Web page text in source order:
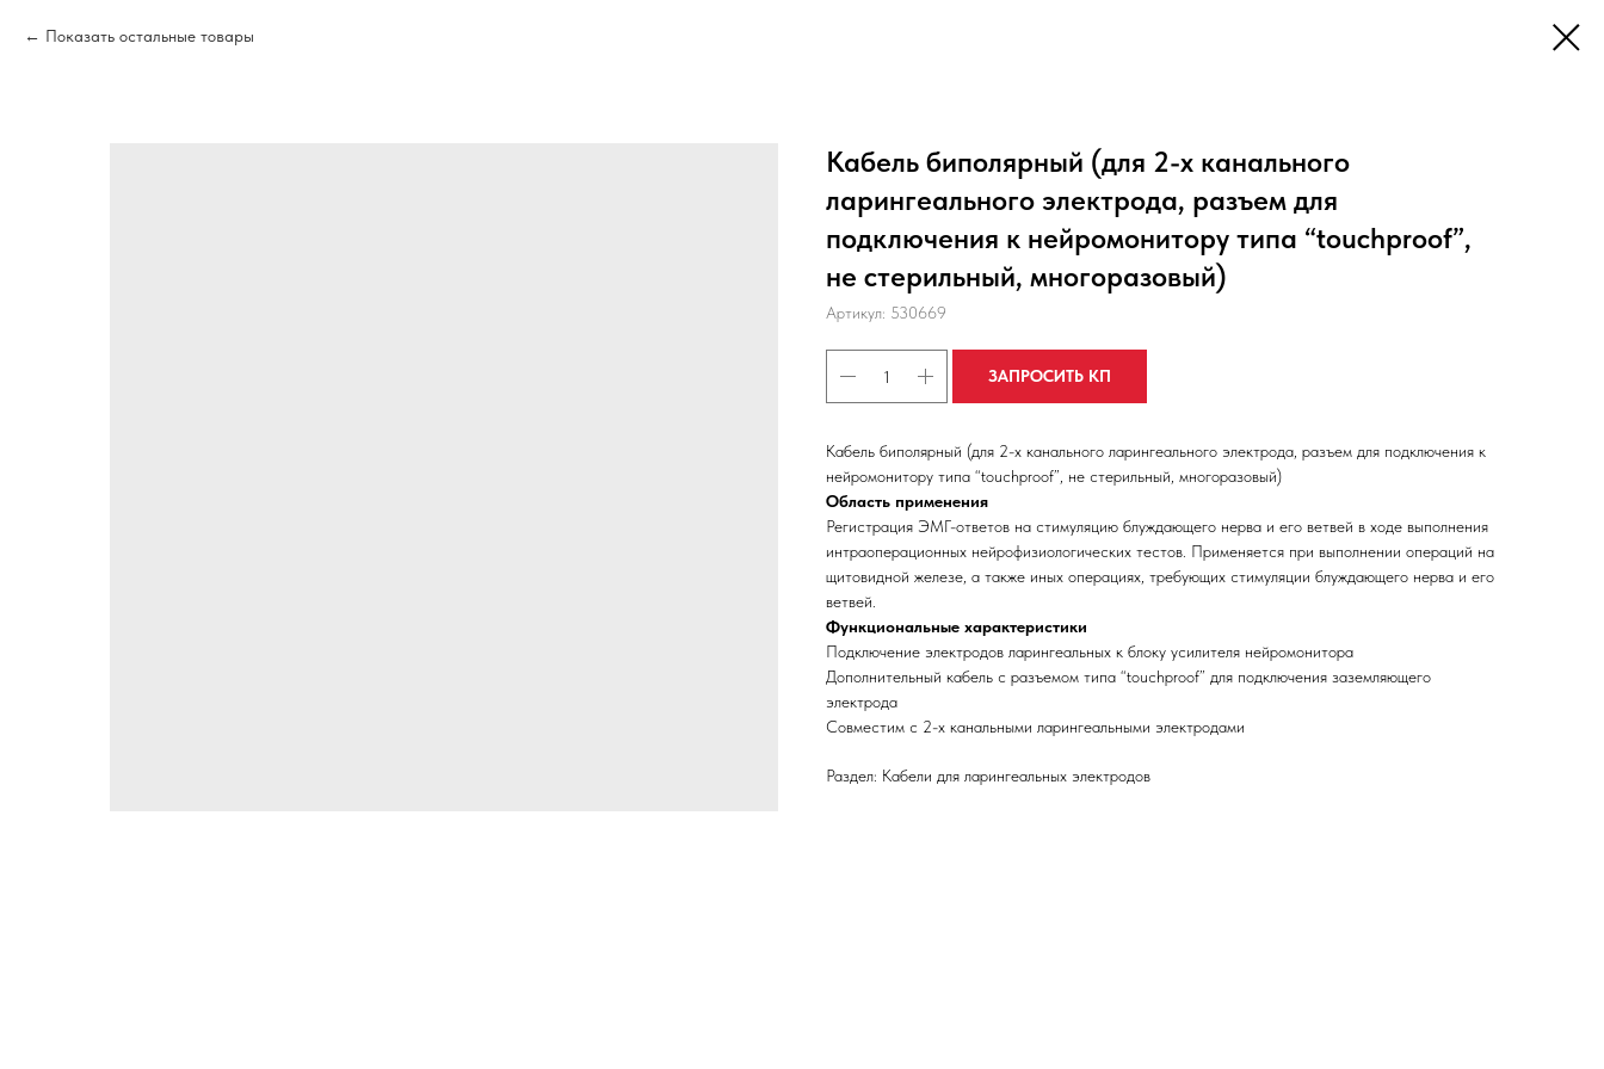
Показать остальные товары
Кабель биполярный (для 2-х канального
ларингеального электрода, разъем для
подключения к нейромонитору типа “touchproof”,
не стерильный, многоразовый)
Артикул: 530669
ЗАПРОСИТЬ КП
Кабель биполярный (для 2-х канального ларингеального электрода, разъем для подключения к
нейромонитору типа “touchproof”, не стерильный, многоразовый)
Область применения
Регистрация ЭМГ-ответов на стимуляцию блуждающего нерва и его ветвей в ходе выполнения
интраоперационных нейрофизиологических тестов. Применяется при выполнении операций на
щитовидной железе, а также иных операциях, требующих стимуляции блуждающего нерва и его
ветвей.
Функциональные характеристики
Подключение электродов ларингеальных к блоку усилителя нейромонитора
Дополнительный кабель с разъемом типа “touchproof” для подключения заземляющего
электрода
Совместим с 2-х канальными ларингеальными электродами
Раздел: Кабели для ларингеальных электродов